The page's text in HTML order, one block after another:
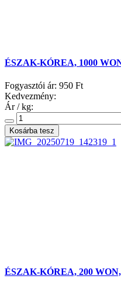
ÉSZAK-KÓREA, 1000
Fogyasztói ár: 950 Ft
Kedvezmény:
Ár / kg:
ÉSZAK-KÓREA, 200